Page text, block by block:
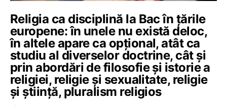
Religia ca disciplină la Bac în țările
europene: în unele nu există deloc,
în altele apare ca opțional, atât ca
studiu al diverselor doctrine, cât și
prin abordări de filosofie și istorie a
religiei, religie și sexualitate, religie
și știință, pluralism religios